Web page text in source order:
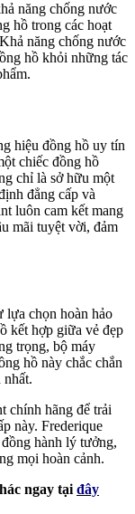
năng chống nước
hồ trong các hoạt
năng chống nước
hồ khỏi những tác
hiệu đồng hồ uy tín
chiếc đồng hồ
chỉ là sở hữu một
đẳng cấp và
luôn cam kết mang
mãi tuyệt vời, đảm
lựa chọn hoàn hảo
kết hợp giữa vẻ đẹp
trọng, bộ máy
hồ này chắc chắn
nhất.
chính hãng để trải
này. Frederique
hành lý tưởng,
mọi hoàn cảnh.
ngay tạiđây